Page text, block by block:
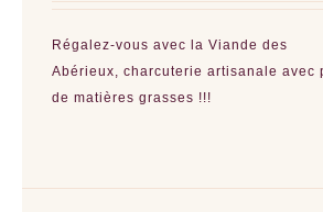
Régalez-vous avec la Viande des
Abérieux, charcuterie artisanale avec
de matières grasses !!!